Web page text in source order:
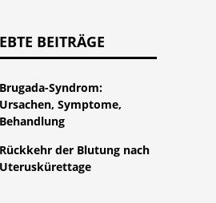
BEITRÄGE
Brugada-Syndrom:
Ursachen, Symptome,
Behandlung
Rückkehr der Blutung nach
Uteruskürettage